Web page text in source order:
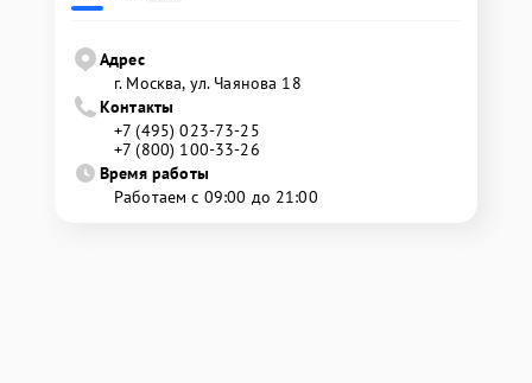
Адрес
г. Москва, ул. Чаянова 18
Контакты
+7 (495) 023-73-25
+7 (800) 100-33-26
Время работы
Работаем с 09:00 до 21:00